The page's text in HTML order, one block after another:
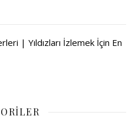
| Yıldızları İzlemek İçin En